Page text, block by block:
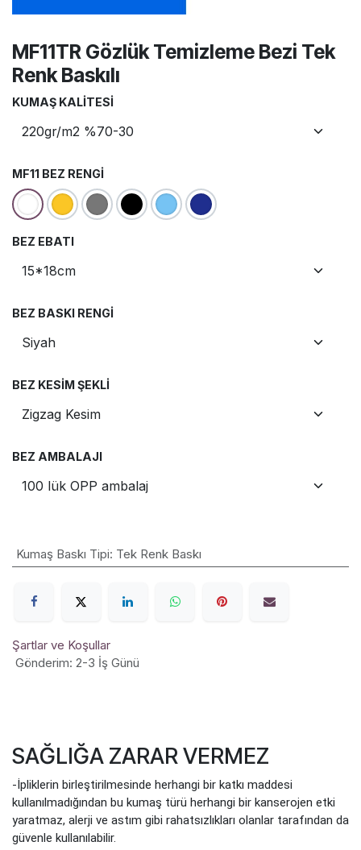
MF11TR Gözlük Temizleme Bezi Tek
Renk Baskılı
KUMAŞ KALITESI
MF11 BEZ RENGI
BEZ EBATI
BEZ BASKI RENGI
BEZ KESIM ŞEKLI
BEZ AMBALAJI
Kumaş Baskı Tipi: Tek Renk Baskı
Şartlar ve Koşullar
Gönderim: 2-3 İş Günü
SAĞLIĞA ZARAR VERMEZ
-İpliklerin birleştirilmesinde herhangi bir katkı maddesi
kullanılmadığından bu kumaş türü herhangi bir kanserojen etki
yaratmaz, alerji ve astım gibi rahatsızlıkları olanlar tarafından da
güvenle kullanılabilir.